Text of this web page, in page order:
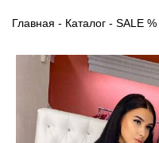
Главная - Каталог - SALE %